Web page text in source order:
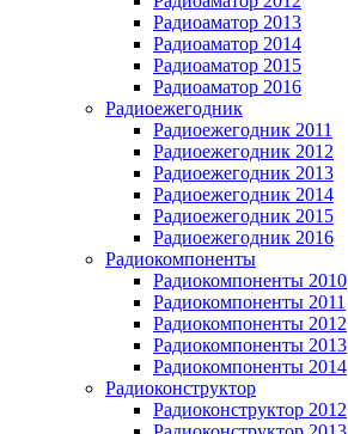
Радиоаматор 2013
Радиоаматор 2014
Радиоаматор 2015
Радиоаматор 2016
Радиоежегодник
Радиоежегодник 2011
Радиоежегодник 2012
Радиоежегодник 2013
Радиоежегодник 2014
Радиоежегодник 2015
Радиоежегодник 2016
Радиокомпоненты
Радиокомпоненты 2010
Радиокомпоненты 2011
Радиокомпоненты 2012
Радиокомпоненты 2013
Радиокомпоненты 2014
Радиоконструктор
Радиоконструктор 2012